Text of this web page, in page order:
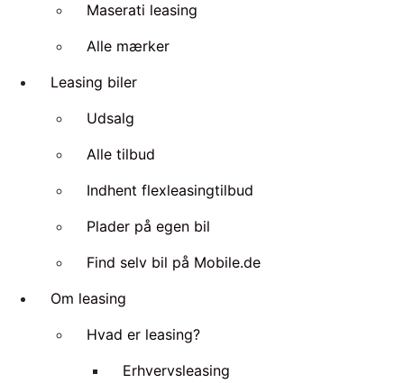
Maserati leasing
Alle mærker
Leasing biler
Udsalg
Alle tilbud
Indhent flexleasingtilbud
Plader på egen bil
Find selv bil på Mobile.de
Om leasing
Hvad er leasing?
Erhvervsleasing